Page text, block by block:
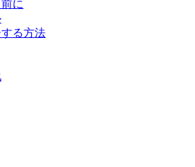
に
る方法